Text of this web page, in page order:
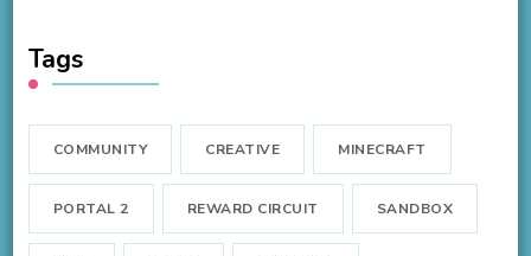
Tags
COMMUNITY CREATIVE MINECRAFT
PORTAL 2 REWARD CIRCUIT SANDBOX